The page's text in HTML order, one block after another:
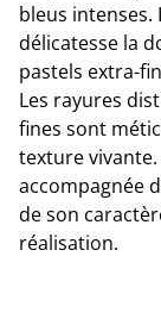
bleus
délicatesse la
pastels extra-
Les rayures
fines sont
texture
accompagnée
de son
réalisation.